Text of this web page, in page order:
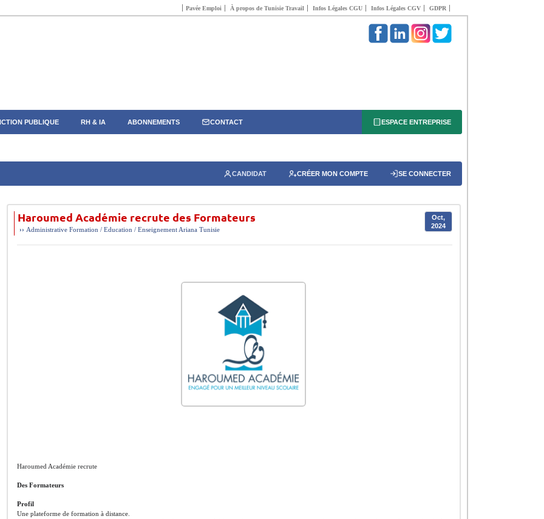
Pavée Emploi À propos de Tunisie Travail Infos Légales CGU Infos Légales CGV GDPR
PUBLIQUE RH & IA ABONNEMENTS CONTACT ESPACE ENTREPRISE
CANDIDAT CRÉER MON COMPTE SE CONNECTER
Haroumed Académie recrute des Formateurs
Oct,
2024
›› Administrative Formation / Education / Enseignement Ariana Tunisie
Haroumed Académie recrute
Des Formateurs
Profil
Une plateforme de formation à distance.